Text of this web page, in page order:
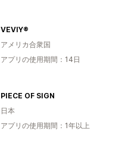
VEVIY®
アメリカ合衆国
アプリの使用期間：14日
PIECE OF SIGN
日本
アプリの使用期間：1年以上